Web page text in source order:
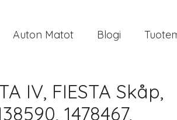
Auton Matot Blogi
IV, FIESTA Skåp,
1478467,